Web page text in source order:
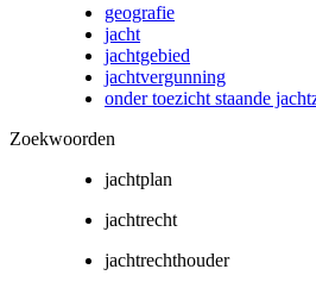
geografie
jacht
jachtgebied
jachtvergunning
onder toezicht staande
Zoekwoorden
jachtplan
jachtrecht
jachtrechthouder